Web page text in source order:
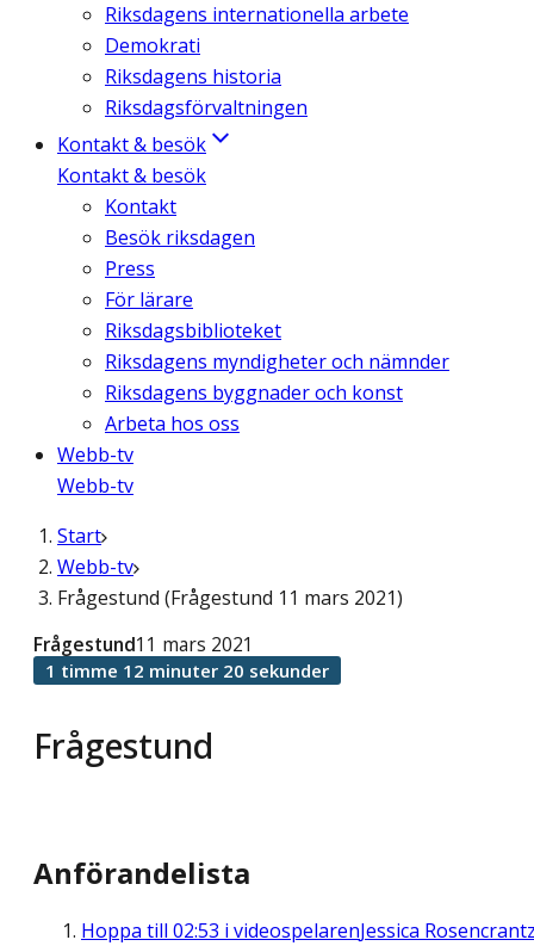
Riksdagens internationella arbete
Demokrati
Riksdagens historia
Riksdagsförvaltningen
Kontakt & besök
Kontakt & besök
Kontakt
Besök riksdagen
Press
För lärare
Riksdagsbiblioteket
Riksdagens myndigheter och nämnder
Riksdagens byggnader och konst
Arbeta hos oss
Webb-tv
Webb-tv
Start
Webb-tv
Frågestund (Frågestund 11 mars 2021)
Frågestund
Frågestund11 mars 2021
1 timme 12 minuter 20 sekunder
Anförandelista
Hoppa till 02:53 i videospelarenJessica